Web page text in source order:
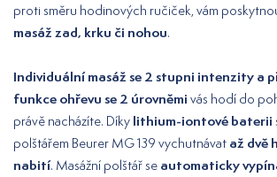
proti směru hodinových ručiček, vám
masáž zad, krku či nohou.
Individuální masáž se 2 stupni intenzity a
funkce ohřevu se 2 úrovněmi vás hodí do
právě nacházíte. Díky lithium-iontové baterii
polštářem Beurer MG 139 vychutnávat až dvě
nabití. Masážní polštář se automaticky